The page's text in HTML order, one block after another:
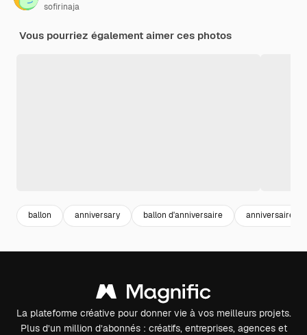
sofirinaja
Vous pourriez également aimer ces photos
ballon anniversary ballon d'anniversaire anniversaire
La plateforme créative pour donner vie à vos meilleurs projets.
Plus d’un million d’abonnés : créatifs, entreprises, agences et